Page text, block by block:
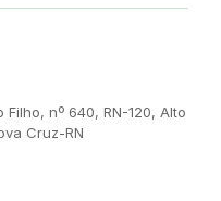
nº 640, RN-120, Alto
Cruz-RN